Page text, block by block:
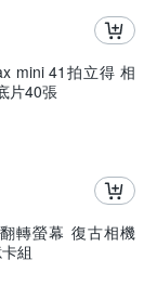
mini 41拍立得 相
片40張
轉螢幕 復古相機
組